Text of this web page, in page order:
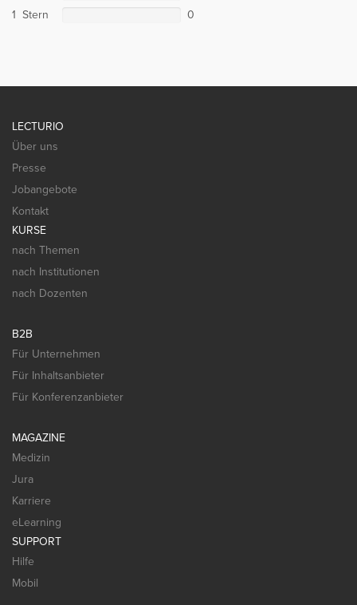
1 Stern
0
LECTURIO
Über uns
Presse
Jobangebote
Kontakt
KURSE
nach Themen
nach Institutionen
nach Dozenten
B2B
Für Unternehmen
Für Inhaltsanbieter
Für Konferenzanbieter
MAGAZINE
Medizin
Jura
Karriere
eLearning
SUPPORT
Hilfe
Mobil